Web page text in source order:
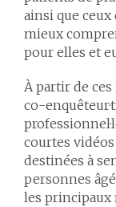
ainsi que ceux
mieux
pour elles et
À partir de ces
co-
courtes
destinées à
personnes
les principaux